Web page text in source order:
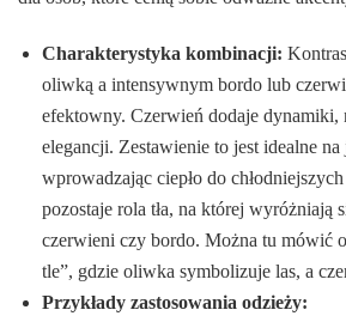
Charakterystyka kombinacji:
oliwką a intensywnym bordo lub
efektowny. Czerwień dodaje dynamiki,
elegancji. Zestawienie to jest idealne na
wprowadzając ciepło do
pozostaje rola tła, na której wyróżniają
czerwieni czy bordo. Można tu mówić
tle”, gdzie oliwka symbolizuje las, a
Przykłady zastosowania odzieży: